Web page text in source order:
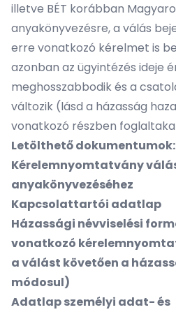
illetve BÉT korábban
anyakönyvezésre, a válás
erre vonatkozó kérelmet is
azonban az ügyintézés ideje
meghosszabbodik és a
változik (lásd a házasság
vonatkozó részben
Letölthető dokumentumok:
Kérelemnyomtatvány
anyakönyvezéséhez
Kapcsolattartói adatlap
Házassági névviselési
vonatkozó
a válást követően a
módosul)
Adatlap személyi adat- és